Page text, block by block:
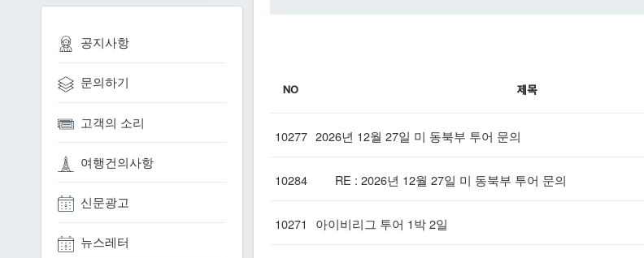
공지사항
문의하기
고객의 소리
여행건의사항
신문광고
뉴스레터
NO 제목
10277 2026년 12월 27일 미 동북부 투어 문의
10284 RE : 2026년 12월 27일 미 동북부 투어 문의
10271 아이비리그 투어 1박 2일